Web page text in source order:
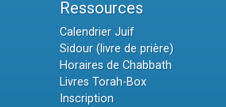
Ressources
Calendrier Juif
Sidour (livre de prière)
Horaires de Chabbath
Livres Torah-Box
Inscription